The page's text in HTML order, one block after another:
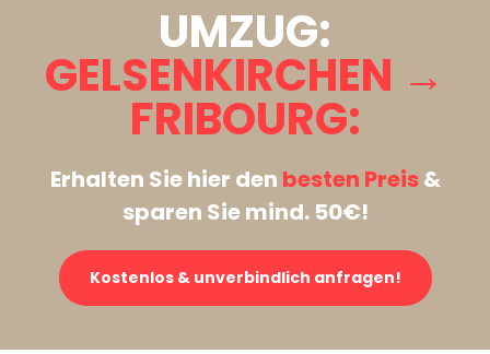
UMZUG:
GELSENKIRCHEN →
FRIBOURG:
Erhalten Sie hier den besten Preis&
sparen Sie mind. 50€!
Kostenlos & unverbindlich anfragen!